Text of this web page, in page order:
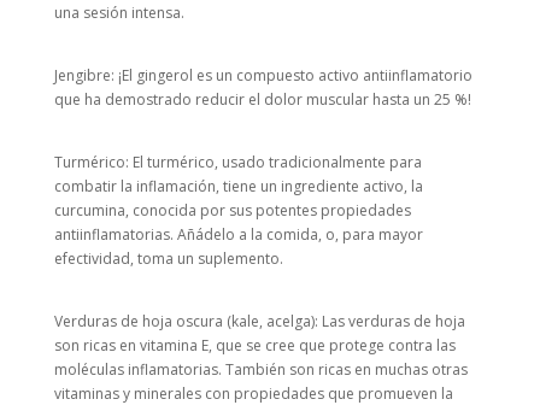
una sesión intensa.
Jengibre: ¡El gingerol es un compuesto activo antiinflamatorio
que ha demostrado reducir el dolor muscular hasta un 25 %!
Turmérico: El turmérico, usado tradicionalmente para
combatir la inflamación, tiene un ingrediente activo, la
curcumina, conocida por sus potentes propiedades
antiinflamatorias. Añádelo a la comida, o, para mayor
efectividad, toma un suplemento.
Verduras de hoja oscura (kale, acelga): Las verduras de hoja
son ricas en vitamina E, que se cree que protege contra las
moléculas inflamatorias. También son ricas en muchas otras
vitaminas y minerales con propiedades que promueven la